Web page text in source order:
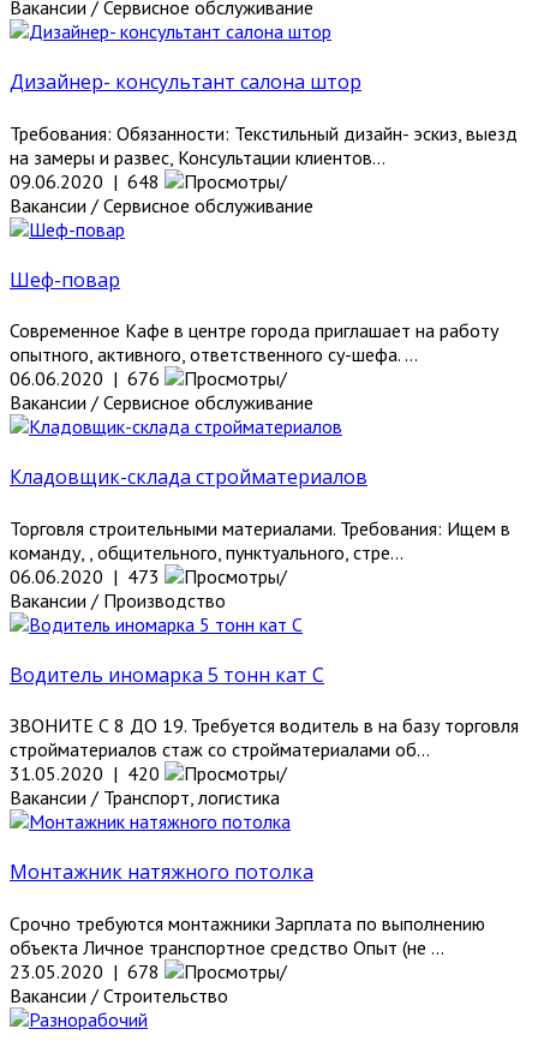
Вакансии / Сервисное обслуживание
Дизайнер- консультант салона штор
Требования: Обязанности: Текстильный дизайн- эскиз, выезд
на замеры и развес, Консультации клиентов...
09.06.2020 | 648
Вакансии / Сервисное обслуживание
Шеф-повар
Современное Кафе в центре города приглашает на работу
опытного, активного, ответственного су-шефа. ...
06.06.2020 | 676
Вакансии / Сервисное обслуживание
Кладовщик-склада стройматериалов
Торговля строительными материалами. Требования: Ищем в
команду, , общительного, пунктуального, стре...
06.06.2020 | 473
Вакансии / Производство
Водитель иномарка 5 тонн кат С
ЗВОНИТЕ С 8 ДО 19. Требуется водитель в на базу торговля
стройматериалов стаж со стройматериалами об...
31.05.2020 | 420
Вакансии / Транспорт, логистика
Монтажник натяжного потолка
Срочно требуются монтажники Зарплата по выполнению
объекта Личное транспортное средство Опыт (не ...
23.05.2020 | 678
Вакансии / Строительство